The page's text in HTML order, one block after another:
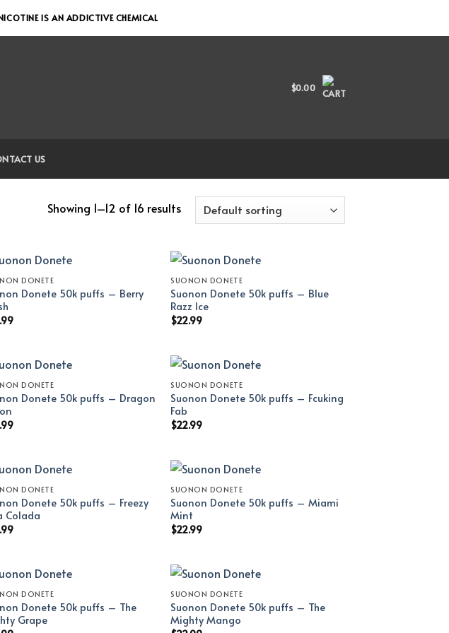
IS AN ADDICTIVE CHEMICAL
$0.00
US
Showing 1–12 of 16 results
DONETE
Donete 50k puffs – Berry
SUONON DONETE
Suonon Donete 50k puffs – Blue
Razz Ice
$22.99
DONETE
Donete 50k puffs – Dragon
SUONON DONETE
Suonon Donete 50k puffs – Fcuking
Fab
$22.99
DONETE
Donete 50k puffs – Freezy
Colada
SUONON DONETE
Suonon Donete 50k puffs – Miami
Mint
$22.99
DONETE
Donete 50k puffs – The
Grape
SUONON DONETE
Suonon Donete 50k puffs – The
Mighty Mango